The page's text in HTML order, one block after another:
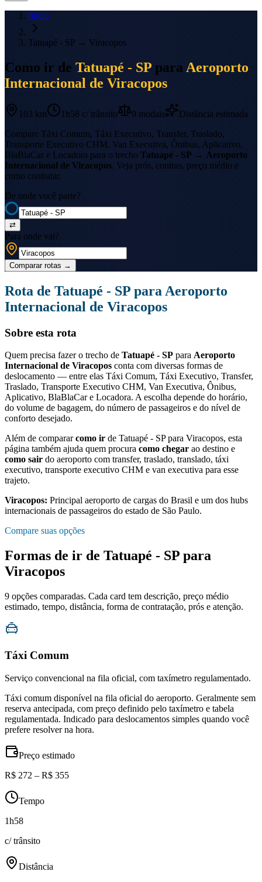
Início
Tatuapé - SP → Viracopos
Como ir de Tatuapé - SP para Aeroporto
Internacional de Viracopos
103 km 1h58 c/ trânsito 9 modais
Distância estimada
Compare Táxi Comum, Táxi Executivo, Transfer, Traslado,
Transporte Executivo CHM, Van Executiva, Ônibus, Aplicativo,
BlaBlaCar e Locadora para o trecho Tatuapé - SP → Aeroporto
Internacional de Viracopos. Veja prós, contras, preço médio e
como contratar.
De onde você parte?
⇄
Para onde vai?
Comparar rotas →
Rota de Tatuapé - SP para Aeroporto
Internacional de Viracopos
Sobre esta rota
Quem precisa fazer o trecho de Tatuapé - SP para Aeroporto
Internacional de Viracopos conta com diversas formas de
deslocamento — entre elas Táxi Comum, Táxi Executivo, Transfer,
Traslado, Transporte Executivo CHM, Van Executiva, Ônibus,
Aplicativo, BlaBlaCar e Locadora. A escolha depende do horário,
do volume de bagagem, do número de passageiros e do nível de
conforto desejado.
Além de compararcomo ir de Tatuapé - SPpara Viracopos, esta
página também ajuda quem procura como chegar ao destino e
como sair do aeroporto com transfer, traslado, translado, táxi
executivo, transporte executivo CHM e van executiva para esse
trajeto.
Viracopos: Principal aeroporto de cargas do Brasil e um dos hubs
internacionais de passageiros do estado de São Paulo.
Compare suas opções
Formas de ir de Tatuapé - SP para
Viracopos
9 opções comparadas. Cada card tem descrição, preço médio
estimado, tempo, distância, forma de contratação, prós e atenção.
Táxi Comum
Serviço convencional na fila oficial, com taxímetro regulamentado.
Táxi comum disponível na fila oficial do aeroporto. Geralmente sem
reserva antecipada, com preço definido pelo taxímetro e tabela
regulamentada. Indicado para deslocamentos simples quando você
prefere resolver na hora.
Preço estimado
R$ 272 – R$ 355
Tempo
1h58
c/ trânsito
Distância